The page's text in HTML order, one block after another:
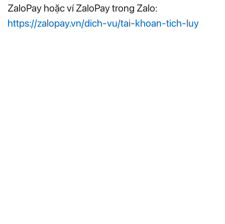
ZaloPay hoặc ví ZaloPay trong Zalo:
https://zalopay.vn/dich-vu/tai-khoan-tich-luy